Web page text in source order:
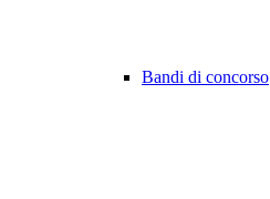
Bandi di concorso